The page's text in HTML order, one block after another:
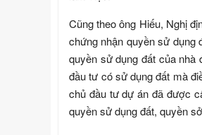
Cũng theo ông Hiếu, Nghị
chứng nhận quyền sử dụng
quyền sử dụng đất của
đầu tư có sử dụng đất mà
chủ đầu tư dự án đã được
quyền sử dụng đất, quyền